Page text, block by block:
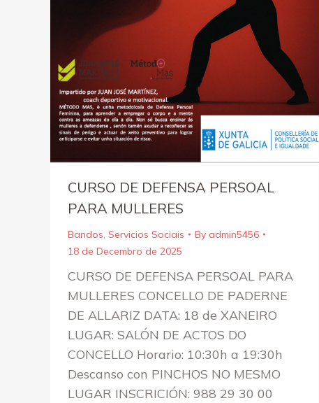
CURSO DE DEFENSA PERSOAL
PARA MULLERES
Bandos, Servicios Sociais By admin5456
18 de Decembro de 2025
CURSO DE DEFENSA PERSOAL PARA
MULLERES CONCELLO DE PADERNE
DE ALLARIZ DATA: 18 de XANEIRO
LUGAR: SALÓN DE ACTOS DO
CONCELLO Horario: 10:30h a 19:30h
Descanso con PINCHOS NO MESMO
LUGAR INSCRICIÓN: 988 29 30 00